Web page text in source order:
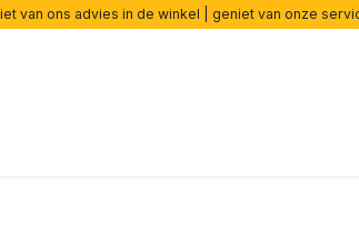
van ons advies in de winkel | geniet van onze